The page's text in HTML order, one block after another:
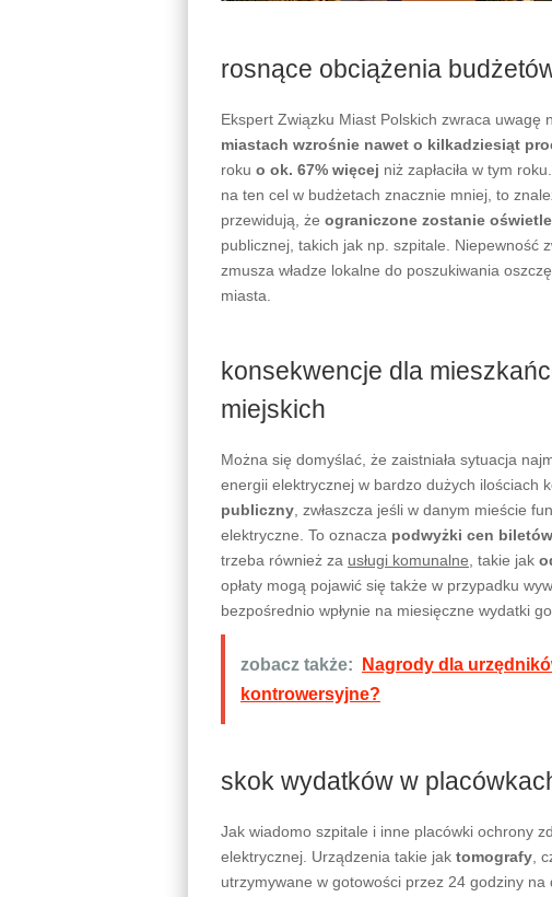
rosnące obciążenia
Ekspert Związku Miast Polskich zwraca uwagę
miastach wzrośnie nawet o kilkadziesiąt
roku o ok. 67% więcej niż zapłaciła w tym
na ten cel w budżetach znacznie mniej, to
przewidują, że ograniczone zostanie
publicznej, takich jak np. szpitale. Niepewność
zmusza władze lokalne do poszukiwania
miasta.
konsekwencje dla
miejskich
Można się domyślać, że zaistniała sytuacja
energii elektrycznej w bardzo dużych ilościach
publiczny , zwłaszcza jeśli w danym mieście
elektryczne. To oznacza podwyżki cen
trzeba również za usługi komunalne , takie jak
opłaty mogą pojawić się także w przypadku
bezpośrednio wpłynie na miesięczne wydatki
zobacz także:
Nagrody dla
kontrowersyjne?
skok wydatków w
Jak wiadomo szpitale i inne placówki ochrony
elektrycznej. Urządzenia takie jak tomografy ,
utrzymywane w gotowości przez 24 godziny na